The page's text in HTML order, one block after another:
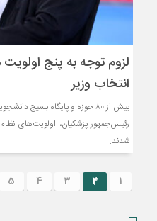
لزوم توجه به پنج
انتخاب وزیر
بیش از ۸۰ حوزه و پایگاه بسیج
رئیس‌جمهور پزشکیان، اولویت‌های نظام
شدند.
1
2
3
4
5